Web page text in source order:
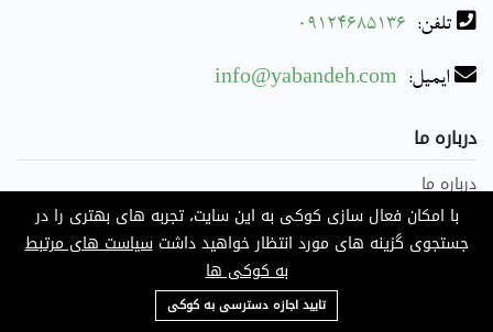
تلفن: 09124685136
ایمیل: info@yabandeh.com
درباره ما
درباره ما
درخواست ها و مشاوره
مشاوران
09124685136
با امکان فعال سازی کوکی به این سایت، تجربه های بهتری را در
جستجوی گزینه های مورد انتظار خواهید داشتسیاست های مرتبط
به کوکی ها
تایید اجازه دسترسی به کوکی